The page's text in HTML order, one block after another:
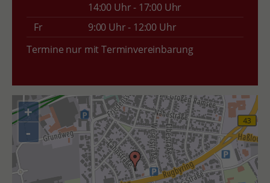
+
-
14:00 Uhr - 17:00 Uhr
Fr
9:00 Uhr - 12:00 Uhr
Termine nur mit Terminvereinbarung